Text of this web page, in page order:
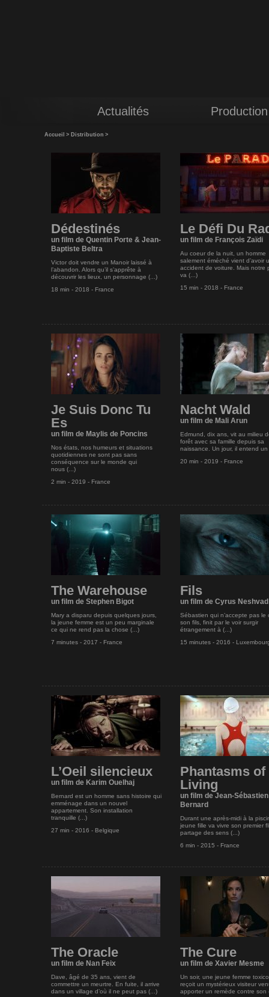
Actualités Production
Accueil > Distribution >
Dédestinés
un film de Quentin Porte & Jean-
Baptiste Beltra
Victor doit vendre un Manoir laissé à
l’abandon. Alors qu’il s’apprête à
découvrir les lieux, un personnage (...)
18 min - 2018 - France
Le Défi Du
un film de François Zaïdi
Au coeur de la nuit, un homme
salement éméché vient d’avoir
accident de voiture. Mais notre
va (...)
15 min - 2018 - France
Je Suis Donc Tu
Es
un film de Maylis de Poncins
Nos états, nos humeurs et situations
quotidiennes ne sont pas sans
conséquence sur le monde qui
nous (...)
2 min - 2019 - France
Nacht Wald
un film de Mali Arun
Edmund, dix ans, vit au milieu
forêt avec sa famille depuis sa
naissance. Un jour, il entend un
20 min - 2019 - France
The Warehouse
un film de Stephen Bigot
Mary a disparu depuis quelques jours,
la jeune femme est un peu marginale
ce qui ne rend pas la chose (...)
7 minutes - 2017 - France
Fils
un film de Cyrus Neshvad
Sébastien qui n’accepte pas le
son fils, finit par le voir surgir
étrangement à (...)
15 minutes - 2016 -
L’Oeil silencieux
un film de Karim Ouelhaj
Bernard est un homme sans histoire qui
emménage dans un nouvel
appartement. Son installation
tranquille (...)
27 min - 2016 - Belgique
Phantasms of
Living
un film de Jean-Sébastien
Bernard
Durant une après-midi à la
jeune fille va vivre son premier
partage des sens (...)
6 min - 2015 - France
The Oracle
un film de Nan Feix
Dave, âgé de 35 ans, vient de
commettre un meurtre. En fuite, il arrive
dans un village d’où il ne peut pas (...)
The Cure
un film de Xavier Mesme
Un soir, une jeune femme
reçoit un mystérieux visiteur
apporter un remède contre son